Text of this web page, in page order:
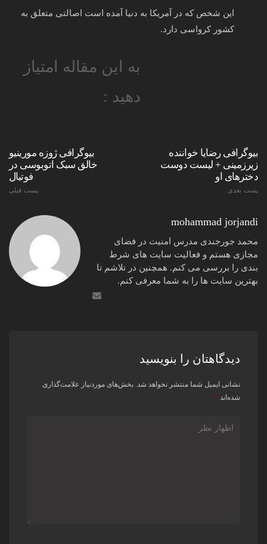
این شخص که در آمریکا به دنیا آمده است اصالتی متعلق به
کشور کرواسی دارد.
به این مقاله امتیاز
دهید :
بیوگرافی ژوزه مورینیو
خالق سبک اتوبوسی در
فوتبال
پست قبلی
بیوگرافی رضایا خواننده
زیرزمینی + لیست دوست
دخترهای او
پست بعدی
mohammad jorjandi
محمد جورجندی مدرس امنیت در فضای
مجازی هستم و فعالیت سایت های شرط
بندی را بررسی می کنم. همچنین در تلاشم تا
بهترین سایت ها را به شما معرفی کنم.
دیدگاهتان را بنویسید
نشانی ایمیل شما منتشر نخواهد شد. بخش‌های موردنیاز علامت‌گذاری
شده‌اند *